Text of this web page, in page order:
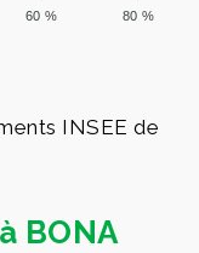
80 %
60 %
INSEE de
BONA